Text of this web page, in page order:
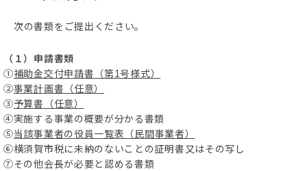
次の書類をご提出ください。
（１）申請書類
①補助金交付申請書（第1号様式）
②事業計画書（任意）
③予算書（任意）
④実施する事業の概要が分かる書類
⑤当該事業者の役員一覧表（民間事業者）
⑥横須賀市税に未納のないことの証明書又はその写し
⑦その他会長が必要と認める書類